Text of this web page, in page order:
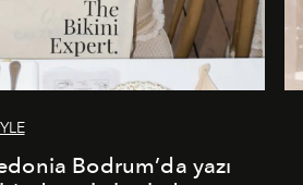
Bodrum’da yazı